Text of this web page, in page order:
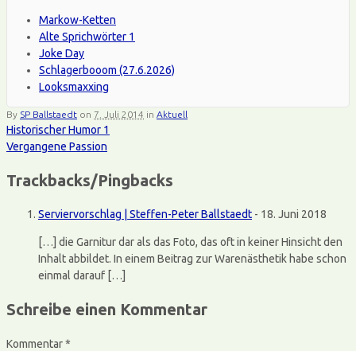
Markow-Ketten
Alte Sprichwörter 1
Joke Day
Schlagerbooom (27.6.2026)
Looksmaxxing
By SP Ballstaedt on 7. Juli 2014 in Aktuell
Historischer Humor 1
Vergangene Passion
Trackbacks/Pingbacks
Serviervorschlag | Steffen-Peter Ballstaedt - 18. Juni 2018
[…] die Garnitur dar als das Foto, das oft in keiner Hinsicht den
Inhalt abbildet. In einem Beitrag zur Warenästhetik habe schon
einmal darauf […]
Schreibe einen Kommentar
Kommentar*